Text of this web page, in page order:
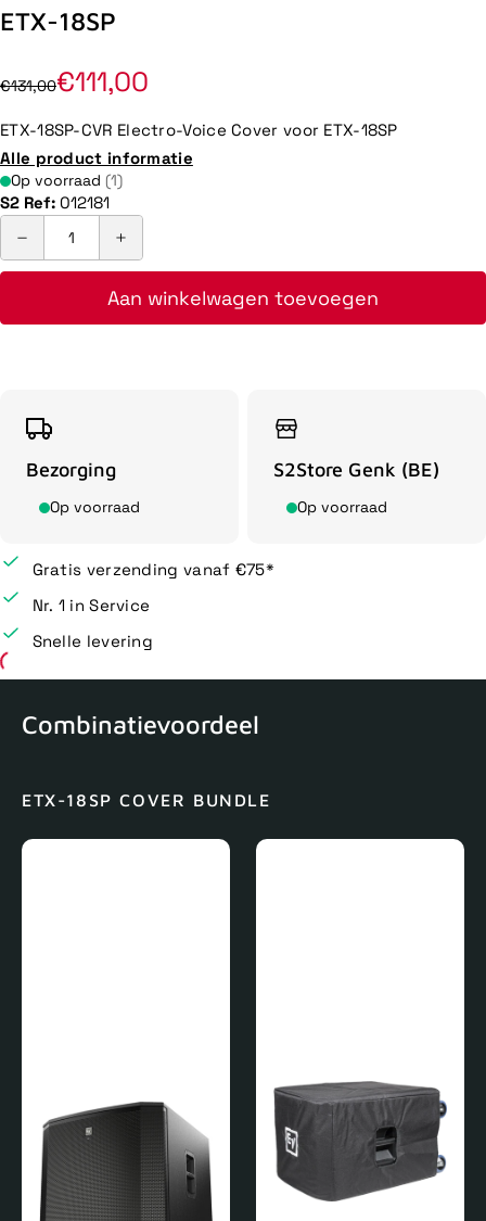
ETX-18SP
€131,00€111,00
ETX-18SP-CVR Electro-Voice Cover voor ETX-18SP
Alle product informatie
Op voorraad (1)
S2 Ref: 012181
Aan winkelwagen toevoegen
Bezorging
Op voorraad
S2Store Genk (BE)
Op voorraad
Gratis verzending vanaf €75*
Nr. 1 in Service
Snelle levering
Combinatievoordeel
ETX-18SP COVER BUNDLE